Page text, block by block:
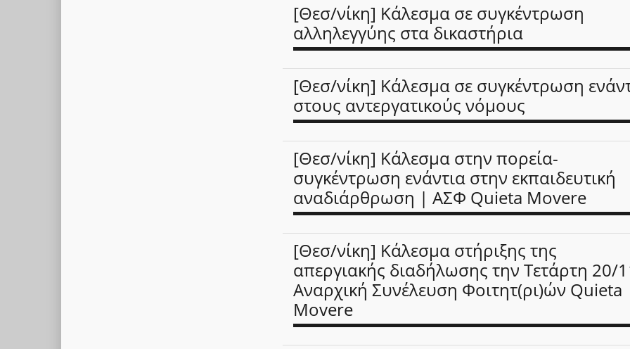
[Θεσ/νίκη] Κάλεσμα σε συγκέντρωση
αλληλεγγύης στα δικαστήρια
[Θεσ/νίκη] Κάλεσμα σε συγκέντρωση
στους αντεργατικούς νόμους
[Θεσ/νίκη] Κάλεσμα στην πορεία-
συγκέντρωση ενάντια στην εκπαιδευτική
αναδιάρθρωση | ΑΣΦ Quieta Movere
[Θεσ/νίκη] Κάλεσμα στήριξης της
απεργιακής διαδήλωσης την Τετάρτη 20/
Αναρχική Συνέλευση Φοιτητ(ρι)ών Quieta
Movere